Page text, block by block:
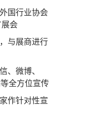
国行业协会
会
与展商进行
、微博、
全方位宣传
作针对性宣